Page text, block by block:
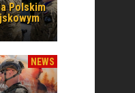
Polskim
NEWS